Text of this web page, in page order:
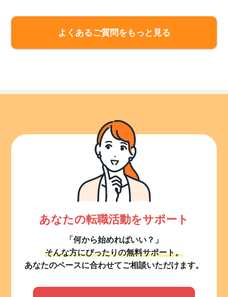
よくあるご質問をもっと見る
あなたの転職活動をサポート
「何から始めればいい？」
そんな方にぴったりの無料サポート。
あなたのペースに合わせてご相談いただけます。